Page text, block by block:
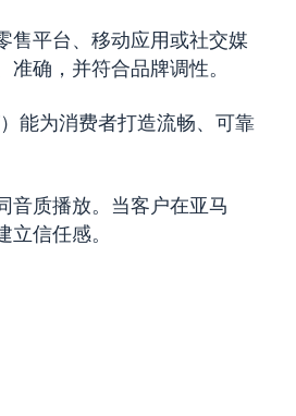
售平台、移动应用或社交媒
确，并符合品牌调性。
能为消费者打造流畅、可靠
质播放。当客户在亚马
信任感。